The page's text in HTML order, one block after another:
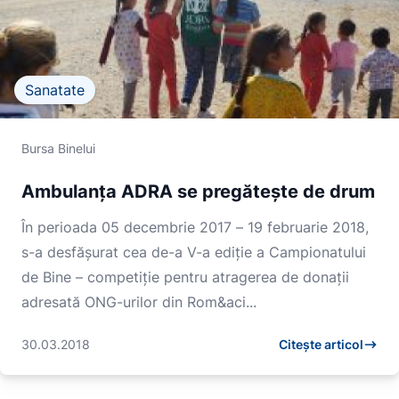
Sanatate
Bursa Binelui
Ambulanţa ADRA se pregăteşte de drum
În perioada 05 decembrie 2017 – 19 februarie 2018,
s-a desfășurat cea de-a V-a ediție a Campionatului
de Bine – competiție pentru atragerea de donații
adresată ONG-urilor din Rom&aci...
30.03.2018 Citește articol